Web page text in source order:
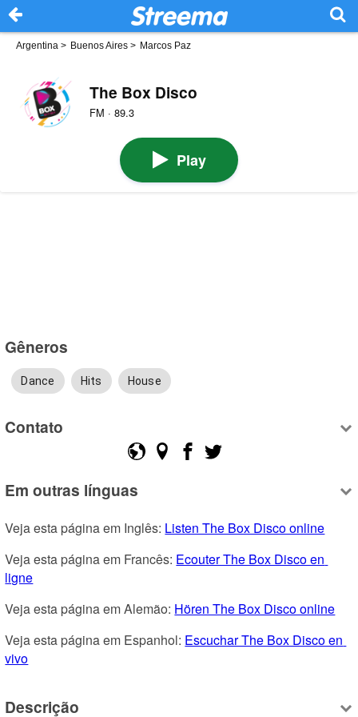
Argentina > Buenos Aires > Marcos Paz
The Box Disco
FM · 89.3
Play
Gêneros
Dance Hits House
Contato
Em outras línguas
Veja esta página em Inglês: Listen The Box Disco online
Veja esta página em Francês: Ecouter The Box Disco en
ligne
Veja esta página em Alemão: Hören The Box Disco online
Veja esta página em Espanhol: Escuchar The Box Disco en
vivo
Descrição